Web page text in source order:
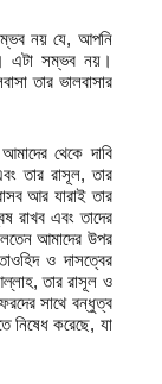
নয় যে, আপনি
এটা সম্ভব নয়।
তার ভালবাসার
থেকে দাবি
তার রাসূল, তার
আর যারাই তার
রাখব এবং তাদের
আমাদের উপর
ও দাসত্বের
তার রাসূল ও
সাথে বন্ধুত্ব
নিষেধ করেছে, যা